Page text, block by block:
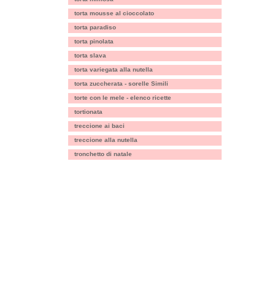
torta mousse al cioccolato
torta paradiso
torta pinolata
torta slava
torta variegata alla nutella
torta zuccherata - sorelle Simili
torte con le mele - elenco ricette
tortionata
treccione ai baci
treccione alla nutella
tronchetto di natale